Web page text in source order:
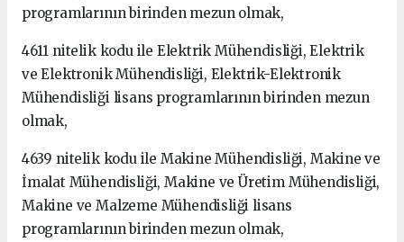
programlarının birinden mezun olmak,
4611 nitelik kodu ile Elektrik Mühendisliği, Elektrik
ve Elektronik Mühendisliği, Elektrik-Elektronik
Mühendisliği lisans programlarının birinden mezun
olmak,
4639 nitelik kodu ile Makine Mühendisliği, Makine ve
İmalat Mühendisliği, Makine ve Üretim Mühendisliği,
Makine ve Malzeme Mühendisliği lisans
programlarının birinden mezun olmak,